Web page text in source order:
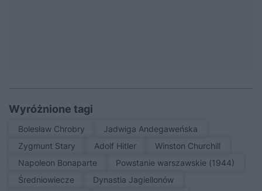
Wyróżnione tagi
Bolesław Chrobry
Jadwiga Andegaweńska
Zygmunt Stary
Adolf Hitler
Winston Churchill
Napoleon Bonaparte
Powstanie warszawskie (1944)
średniowiecze
Dynastia Jagiellonów